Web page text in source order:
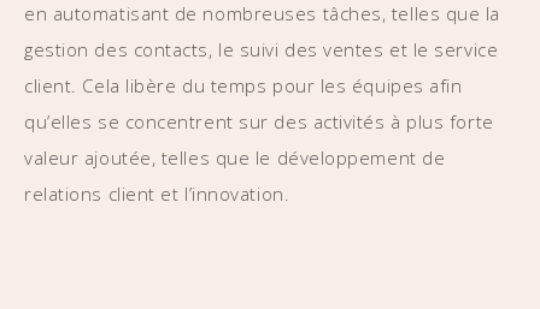
en automatisant de nombreuses tâches, telles que la
gestion des contacts, le suivi des ventes et le service
client. Cela libère du temps pour les équipes afin
qu’elles se concentrent sur des activités à plus forte
valeur ajoutée, telles que le développement de
relations client et l’innovation.